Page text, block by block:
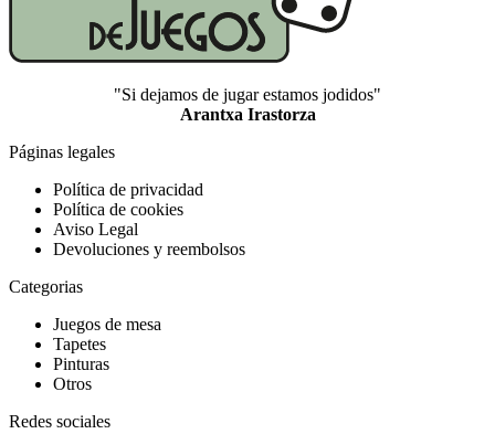
"Si dejamos de jugar estamos jodidos"
Arantxa Irastorza
Páginas legales
Política de privacidad
Política de cookies
Aviso Legal
Devoluciones y reembolsos
Categorias
Juegos de mesa
Tapetes
Pinturas
Otros
Redes sociales